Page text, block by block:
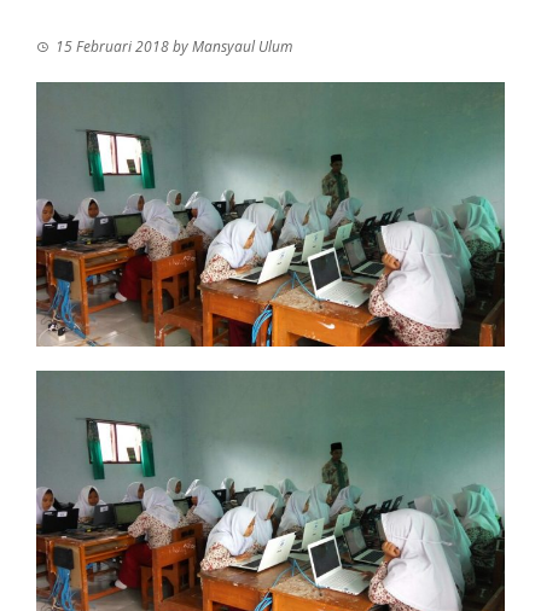
15 Februari 2018byMansyaul Ulum